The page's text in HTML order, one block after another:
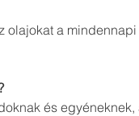
olajokat a
és